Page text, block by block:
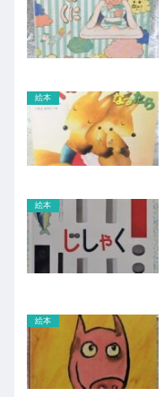
絵本
絵本
絵本